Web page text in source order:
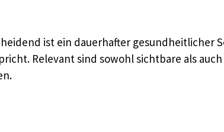
ist ein dauerhafter gesundheitlicher
Relevant sind sowohl sichtbare als